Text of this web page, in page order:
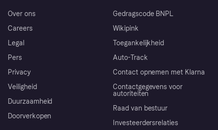
Over ons
Careers
Legal
Pers
Privacy
Veiligheid
Duurzaamheid
Doorverkopen
Gedragscode BNPL
Wikipink
Toegankelijkheid
Auto-Track
Contact opnemen met Klarna
Contactgegevens voor
autoriteiten
Raad van bestuur
Investeerdersrelaties